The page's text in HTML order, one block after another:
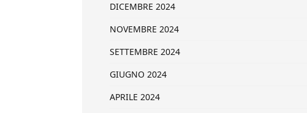
DICEMBRE 2024
NOVEMBRE 2024
SETTEMBRE 2024
GIUGNO 2024
APRILE 2024